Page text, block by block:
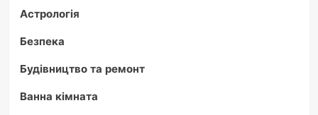
Астрологія
Безпека
Будівництво та ремонт
Ванна кімната